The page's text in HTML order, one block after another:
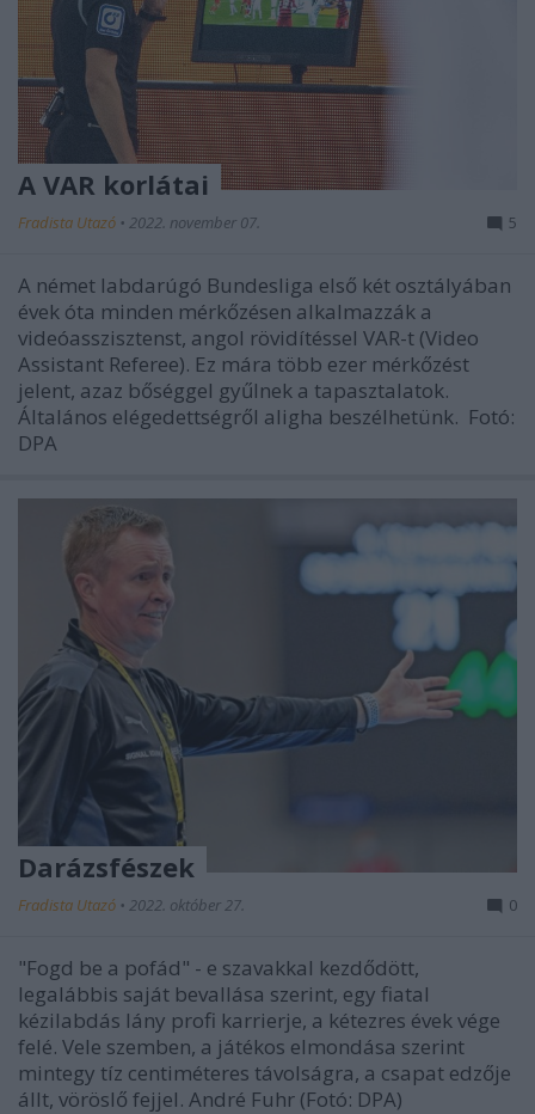
A VAR korlátai
Fradista Utazó • 2022. november 07. 5
A német labdarúgó Bundesliga első két osztályában
évek óta minden mérkőzésen alkalmazzák a
videóasszisztenst, angol rövidítéssel VAR-t (Video
Assistant Referee). Ez mára több ezer mérkőzést
jelent, azaz bőséggel gyűlnek a tapasztalatok.
Általános elégedettségről aligha beszélhetünk. Fotó:
DPA
Darázsfészek
Fradista Utazó • 2022. október 27. 0
"Fogd be a pofád" - e szavakkal kezdődött,
legalábbis saját bevallása szerint, egy fiatal
kézilabdás lány profi karrierje, a kétezres évek vége
felé. Vele szemben, a játékos elmondása szerint
mintegy tíz centiméteres távolságra, a csapat edzője
állt, vöröslő fejjel. André Fuhr (Fotó: DPA)